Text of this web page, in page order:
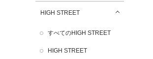
HIGH STREET
すべてのHIGH STREET
HIGH STREET